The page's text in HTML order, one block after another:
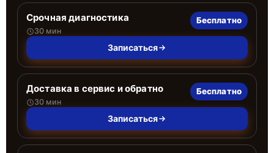
Срочная диагностика
30 мин
Бесплатно
Записаться
Доставка в сервис и обратно
30 мин
Бесплатно
Записаться